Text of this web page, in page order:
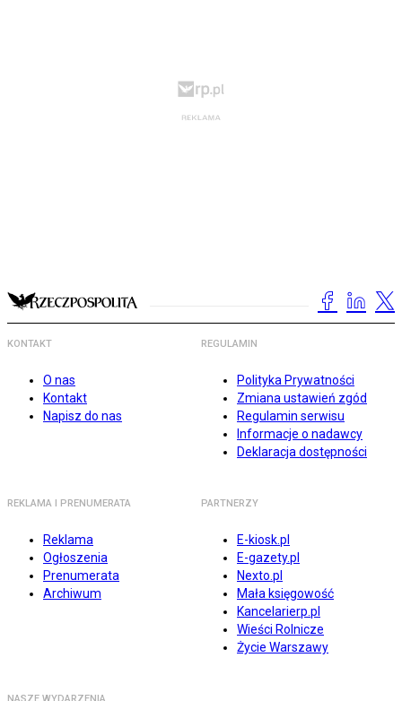
KONTAKT
O nas
Kontakt
Napisz do nas
REGULAMIN
Polityka Prywatności
Zmiana ustawień zgód
Regulamin serwisu
Informacje o nadawcy
Deklaracja dostępności
REKLAMA I PRENUMERATA
Reklama
Ogłoszenia
Prenumerata
Archiwum
PARTNERZY
E-kiosk.pl
E-gazety.pl
Nexto.pl
Mała księgowość
Kancelarierp.pl
Wieści Rolnicze
Życie Warszawy